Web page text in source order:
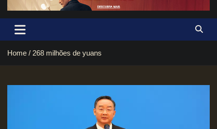
Home 268 milhões de yuans